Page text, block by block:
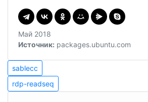
Май 2018
Источник: packages.ubuntu.com
Навигация
по
sablecc
sablecc
rdp-
readseq
rdp-readseq